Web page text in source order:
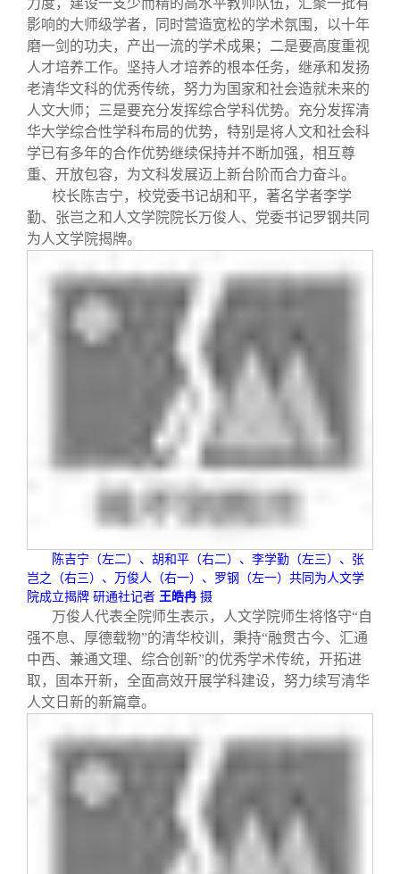
影响的大师级学者，同时营造宽松的学术氛围，以十年
磨一剑的功夫，产出一流的学术成果；二是要高度重视
人才培养工作。坚持人才培养的根本任务，继承和发扬
老清华文科的优秀传统，努力为国家和社会造就未来的
人文大师；三是要充分发挥综合学科优势。充分发挥清
华大学综合性学科布局的优势，特别是将人文和社会科
学已有多年的合作优势继续保持并不断加强，相互尊
重、开放包容，为文科发展迈上新台阶而合力奋斗。
校长陈吉宁，校党委书记胡和平，著名学者李学
勤、张岂之和人文学院院长万俊人、党委书记罗钢共同
为人文学院揭牌。
陈吉宁（左二）、胡和平（右二）、李学勤（左三）、张
岂之（右三）、万俊人（右一）、罗钢（左一）共同为人文学
院成立揭牌 研通社记者 王皓冉 摄
万俊人代表全院师生表示，人文学院师生将恪守“自
强不息、厚德载物”的清华校训，秉持“融贯古今、汇通
中西、兼通文理、综合创新”的优秀学术传统，开拓进
取，固本开新，全面高效开展学科建设，努力续写清华
人文日新的新篇章。